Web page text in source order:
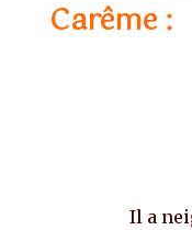
Carême :
Il a